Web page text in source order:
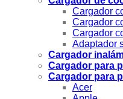
Cargador
Cargador
Cargador
Adaptador
Cargador
Cargador para
Cargador para
Acer